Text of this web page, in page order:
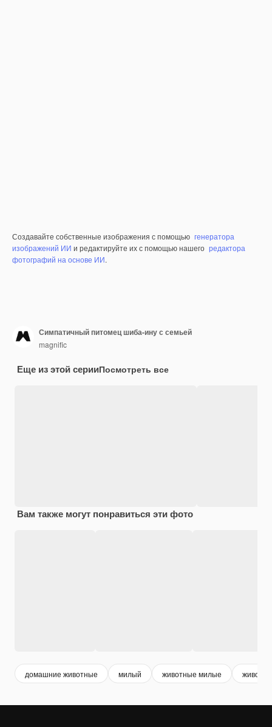
Создавайте собственные изображения с помощью генератора
изображений ИИ и редактируйте их с помощью нашего редактора
фотографий на основе ИИ.
Симпатичный питомец шиба-ину с семьей
magnific
Еще из этой серииПосмотреть все
Вам также могут понравиться эти фото
домашние животные милый животные милые